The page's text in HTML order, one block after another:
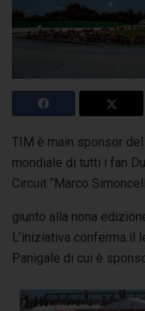
TIM è main sponsor
mondiale di tutti i fan
Circuit “Marco
giunto alla nona
L’iniziativa conferma il
Panigale di cui è